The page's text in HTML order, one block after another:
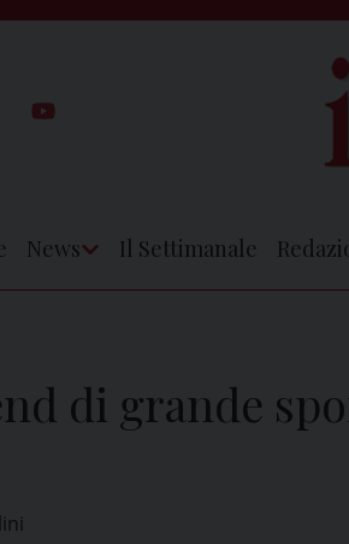
News Il Settimanale
di grande